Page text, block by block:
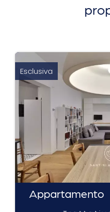
Appartamento
Esclusiva